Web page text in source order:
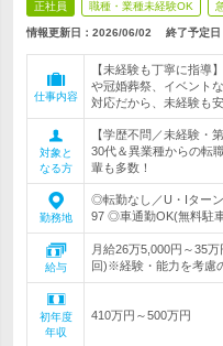
正社員 職種・業種未経験OK
情報更新日：2026/06/02 終了予定日
仕事内容
【未経験も丁寧に指導
や冠婚葬祭、イベント
対応だから、未経験も
対象と
なる方
【学歴不問／未経験
30代＆異業種からの転
輩も多数！
勤務地
◎転勤なし／U・Iター
97 ◎車通勤OK(無料駐
給与
月給26万5,000円～35
回)※経験・能力を考慮
初年度
年収
410万円～500万円